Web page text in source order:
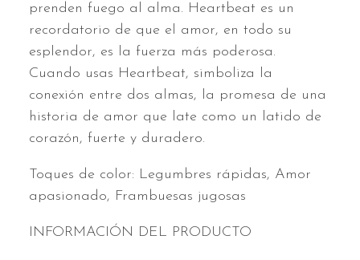
prenden fuego al alma. Heartbeat es un
recordatorio de que el amor, en todo su
esplendor, es la fuerza más poderosa.
Cuando usas Heartbeat, simboliza la
conexión entre dos almas, la promesa de una
historia de amor que late como un latido de
corazón, fuerte y duradero.
Toques de color: Legumbres rápidas, Amor
apasionado, Frambuesas jugosas
INFORMACIÓN DEL PRODUCTO